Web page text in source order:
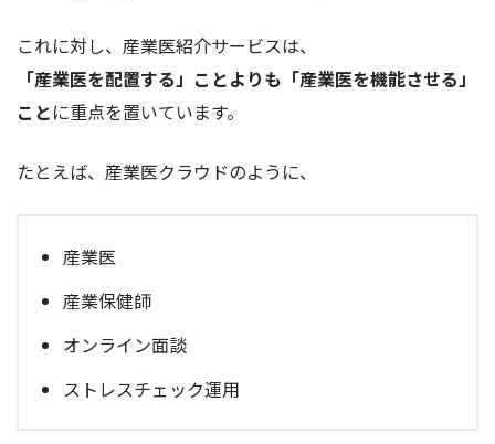
これに対し、産業医紹介サービスは、
「産業医を配置する」ことよりも「産業医を機能させる」
ことに重点を置いています。
たとえば、産業医クラウドのように、
産業医
産業保健師
オンライン面談
ストレスチェック運用